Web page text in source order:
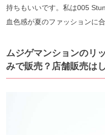
持ちもいいです。私は005
血色感が夏のファッションに
ムジゲマンションのリ
みで販売？店舗販売は